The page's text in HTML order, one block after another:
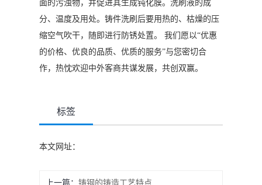
面的污浊物，并促进其生成钝化膜。洗刷液的成
分、温度及用处。铸件洗刷后要用热的、枯燥的压
缩空气吹干，随即进行防锈处置。 我们愿以“优惠
的价格、优良的品质、优质的服务”与您密切合
作，热忱欢迎中外客商共谋发展，共创双赢。
标签
本文网址：
上一篇：铸钢的铸造工艺特点